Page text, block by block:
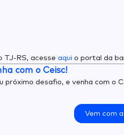
TJ-RS, acesse aqui o portal da
com o Ceisc!
desafio, e venha com o
Vem com